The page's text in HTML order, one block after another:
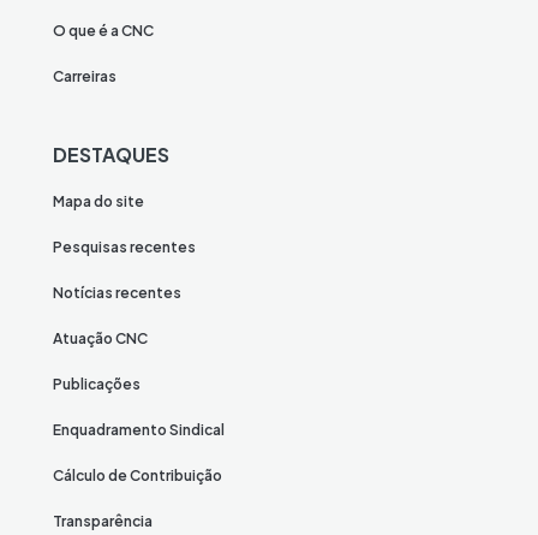
O que é a CNC
Carreiras
DESTAQUES
Mapa do site
Pesquisas recentes
Notícias recentes
Atuação CNC
Publicações
Enquadramento Sindical
Cálculo de Contribuição
Transparência